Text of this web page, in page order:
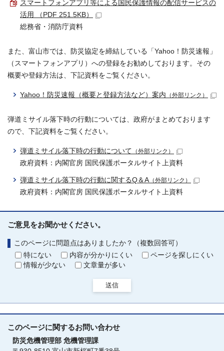
スマートフォンアプリ等による国民保護情報の配信サービスの
活用 （PDF 251.5KB）
総務省・消防庁資料
また、富山市では、防災協定を締結している「Yahoo！防災速報」
（スマートフォンアプリ）への登録をお勧めしております。その
概要や登録方法は、下記資料をご覧ください。
Yahoo！防災速報（概要と登録方法など）案内 （外部リンク）
弾道ミサイル落下時の行動については、政府がまとめております
ので、下記資料をご覧ください。
弾道ミサイル落下時の行動について （外部リンク）
政府資料：内閣官房 国民保護ポータルサイト上資料
弾道ミサイル落下時の行動に関するQ＆A（外部リンク）
政府資料：内閣官房 国民保護ポータルサイト上資料
ご意見をお聞かせください。
このページに問題点はありましたか？（複数回答可）
特にない
内容が分かりにくい
ページを探しにくい
情報が少ない
文章量が多い
送信
このページに関するお問い合わせ
防災危機管理部 危機管理課